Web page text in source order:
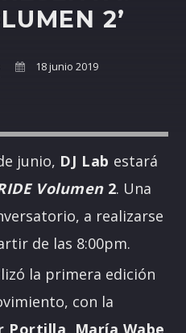
RADIO HIT
EN... 2’
18 junio 2019
junio, DJ Lab estará
Volumen 2. Una
a realizarse
de las 8:00pm.
la primera edición
con la
Portilla, María Wabe